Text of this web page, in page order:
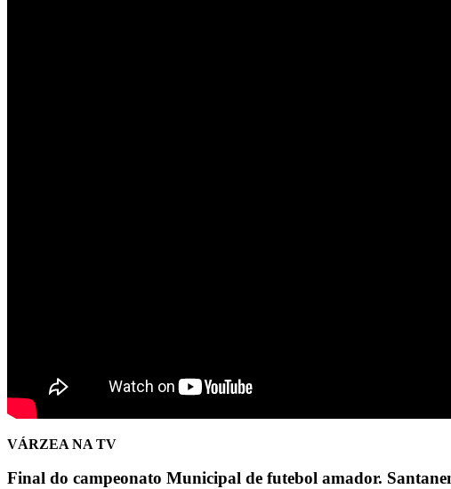
VÁRZEA NA TV
Final do campeonato Municipal de futebol amador.